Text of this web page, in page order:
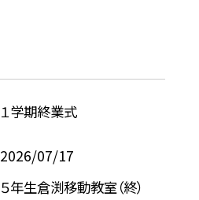
１学期終業式
2026/07/17
５年生倉渕移動教室（終）